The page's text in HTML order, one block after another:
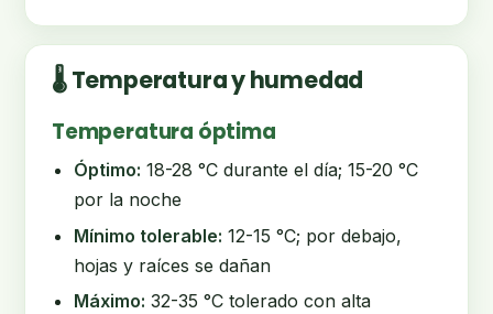
🌡️ Temperatura y humedad
Temperatura óptima
Óptimo: 18-28 °C durante el día; 15-20 °C
por la noche
Mínimo tolerable: 12-15 °C; por debajo,
hojas y raíces se dañan
Máximo: 32-35 °C tolerado con alta